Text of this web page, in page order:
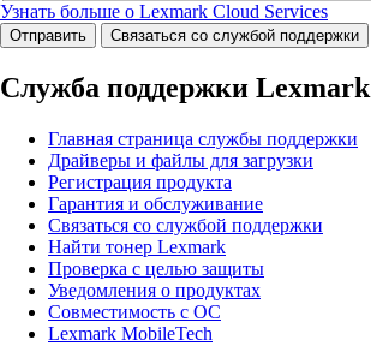
Узнать больше о Lexmark Cloud Services
Отправить Связаться со службой поддержки
Служба поддержки Lexmark
Главная страница службы поддержки
Драйверы и файлы для загрузки
Регистрация продукта
Гарантия и обслуживание
Связаться со службой поддержки
Найти тонер Lexmark
Проверка с целью защиты
Уведомления о продуктах
Совместимость с ОС
Lexmark MobileTech